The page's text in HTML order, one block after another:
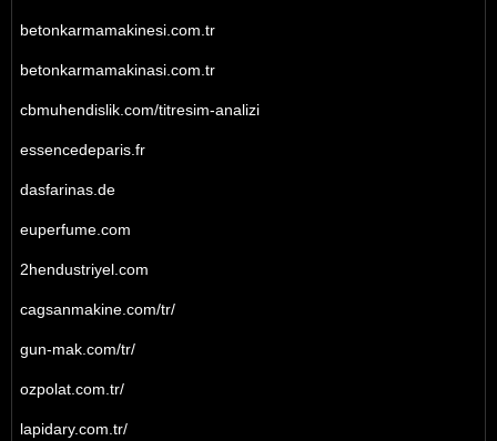
betonkarmamakinesi.com.tr
betonkarmamakinasi.com.tr
cbmuhendislik.com/titresim-analizi
essencedeparis.fr
dasfarinas.de
euperfume.com
2hendustriyel.com
cagsanmakine.com/tr/
gun-mak.com/tr/
ozpolat.com.tr/
lapidary.com.tr/